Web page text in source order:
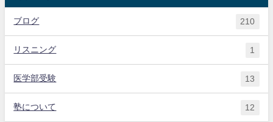
ブログ 210
リスニング 1
医学部受験 13
塾について 12